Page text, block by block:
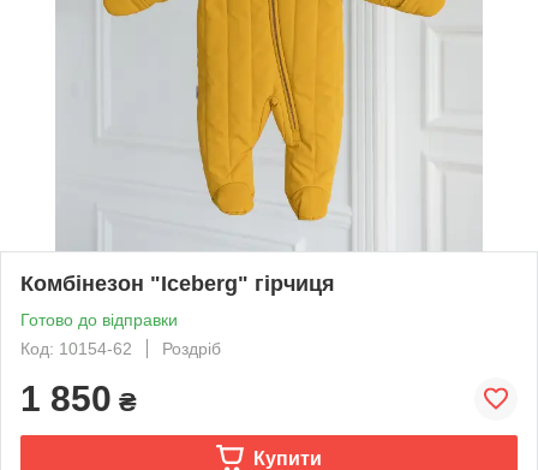
Комбінезон "Iceberg" гірчиця
Готово до відправки
Код: 10154-62
Роздріб
1 850 ₴
Купити